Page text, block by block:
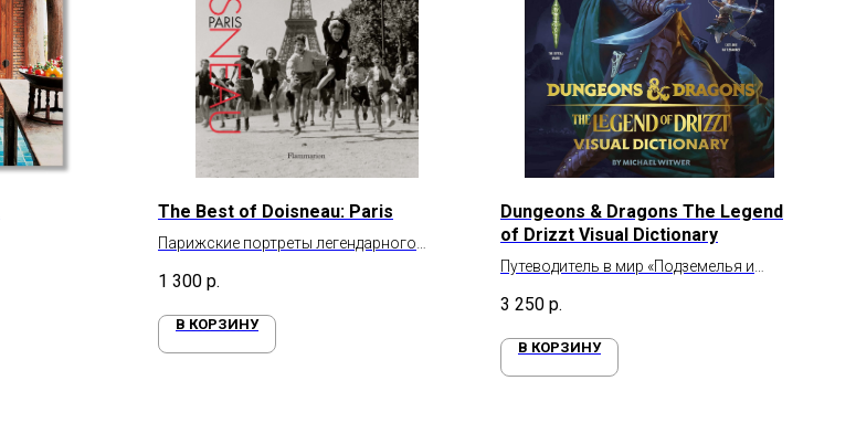
The Best of Doisneau: Paris
Парижские портреты легендарного
1 300 р.
В КОРЗИНУ
Dungeons & Dragons The Legend
of Drizzt Visual Dictionary
Путеводитель в мир «Подземелья и
3 250 р.
В КОРЗИНУ